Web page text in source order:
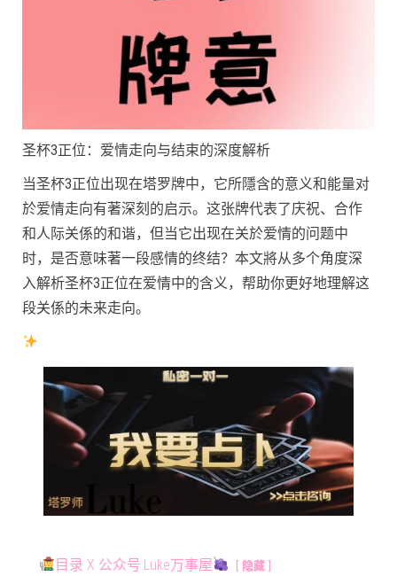
圣杯3正位：爱情走向与结束的深度解析
当圣杯3正位出现在塔罗牌中，它所隱含的意义和能量对
於爱情走向有著深刻的启示。这张牌代表了庆祝、合作
和人际关係的和谐，但当它出现在关於爱情的问题中
时，是否意味著一段感情的终结？本文將从多个角度深
入解析圣杯3正位在爱情中的含义，帮助你更好地理解这
段关係的未来走向。
目录 X 公众号:Luke万事屋 隐藏